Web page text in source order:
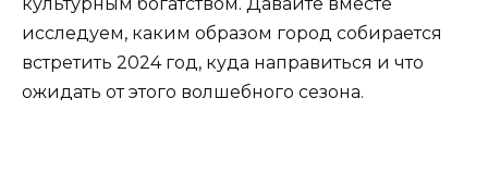
исследуем, каким образом город собирается
встретить 2024 год, куда направиться и что
ожидать от этого волшебного сезона.